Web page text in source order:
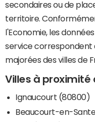
secondaires ou de
territoire.
l'Economie, les
service correspondent
majorées des villes de
Villes à
Ignaucourt (80800)
Beaucourt-en-